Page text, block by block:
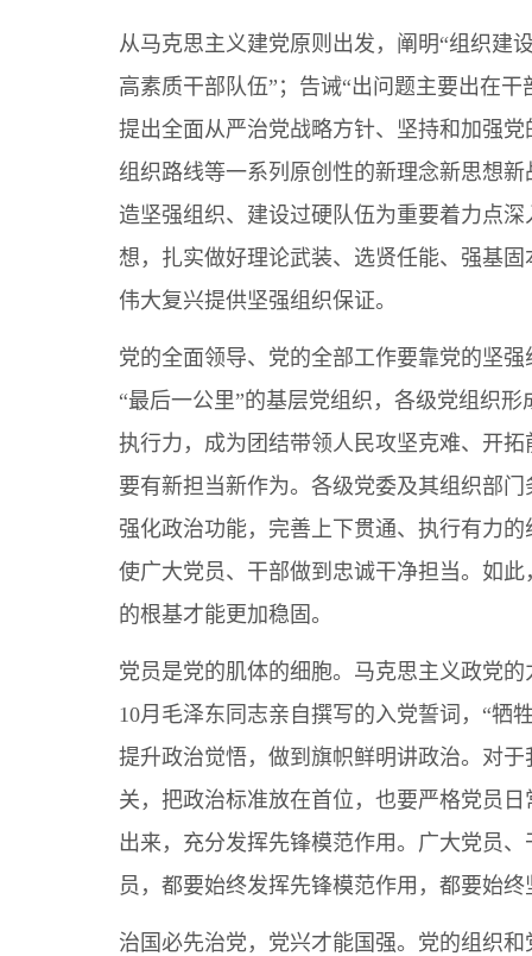
从马克思主义建党原则出发，阐明“组织建
高素质干部队伍”；告诫“出问题主要出在
提出全面从严治党战略方针、坚持和加强
组织路线等一系列原创性的新理念新思想
造坚强组织、建设过硬队伍为重要着力点
想，扎实做好理论武装、选贤任能、强基
伟大复兴提供坚强组织保证。
党的全面领导、党的全部工作要靠党的坚
“最后一公里”的基层党组织，各级党组织
执行力，成为团结带领人民攻坚克难、开
要有新担当新作为。各级党委及其组织部
强化政治功能，完善上下贯通、执行有力
使广大党员、干部做到忠诚干净担当。如
的根基才能更加稳固。
党员是党的肌体的细胞。马克思主义政党
10月毛泽东同志亲自撰写的入党誓词，“牺
提升政治觉悟，做到旗帜鲜明讲政治。对
关，把政治标准放在首位，也要严格党员
出来，充分发挥先锋模范作用。广大党员
员，都要始终发挥先锋模范作用，都要始
治国必先治党，党兴才能国强。党的组织